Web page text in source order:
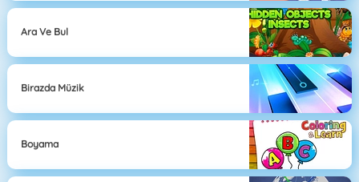
Ara Ve Bul
Birazda Müzik
Boyama